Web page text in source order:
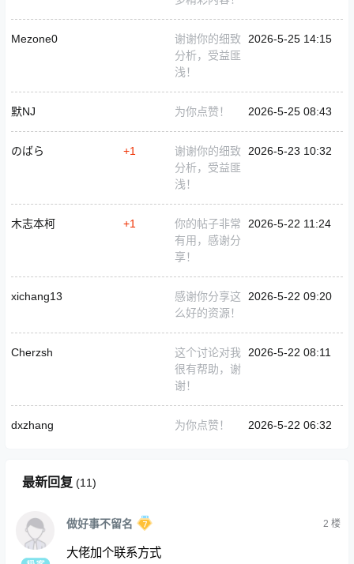
Mezone0
谢谢你的细致
分析，受益匪
浅！
2026-5-25 14:15
默NJ 为你点赞！ 2026-5-25 08:43
のばら +1
谢谢你的细致
分析，受益匪
浅！
2026-5-23 10:32
木志本柯 +1
你的帖子非常
有用，感谢分
享！
2026-5-22 11:24
xichang13
感谢你分享这
么好的资源！
2026-5-22 09:20
Cherzsh
这个讨论对我
很有帮助，谢
谢！
2026-5-22 08:11
dxzhang 为你点赞！ 2026-5-22 06:32
最新回复 (11)
做好事不留名 2 楼
大佬加个联系方式